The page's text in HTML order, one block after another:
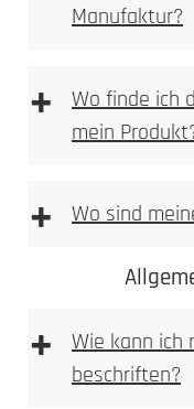
Manufaktur?
+
Wo finde ich
mein
+ Wo sind
+
Wie kann ich
beschriften?